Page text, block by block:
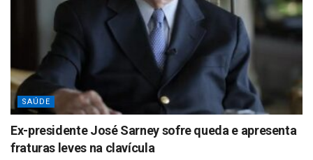
SAÚDE
Ex-presidente José Sarney sofre queda e apresenta
fraturas leves na clavícula